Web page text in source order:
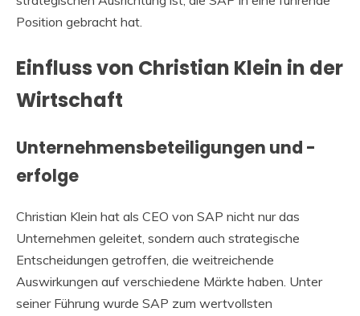
Position gebracht hat.
Einfluss von Christian Klein in der
Wirtschaft
Unternehmensbeteiligungen und -
erfolge
Christian Klein hat als CEO von SAP nicht nur das
Unternehmen geleitet, sondern auch strategische
Entscheidungen getroffen, die weitreichende
Auswirkungen auf verschiedene Märkte haben. Unter
seiner Führung wurde SAP zum wertvollsten